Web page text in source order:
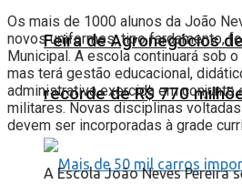
Feira de Agronegócios
recorde de R$ 770
Os mais de 1000 alunos da João
novos uniformes, tipo fardamento,
Municipal. A escola continuará sob
mas terá gestão educacional,
administrativa exercida em conjunto
militares. Novas disciplinas
devem ser incorporadas à grade
A Escola João Neves